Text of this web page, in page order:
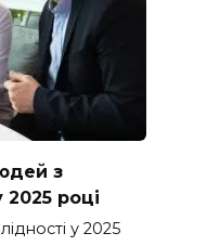
з
2025 році
у 2025